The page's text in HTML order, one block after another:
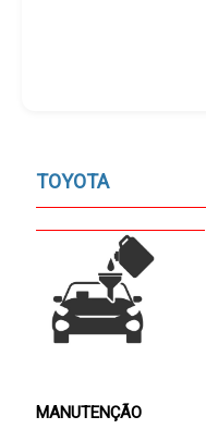
TOYOTA
MANUTENÇÃO